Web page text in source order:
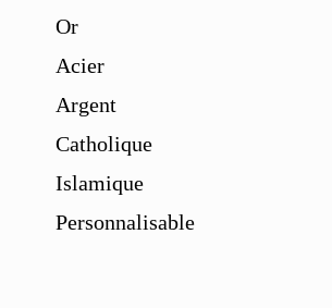
Or
Acier
Argent
Catholique
Islamique
Personnalisable